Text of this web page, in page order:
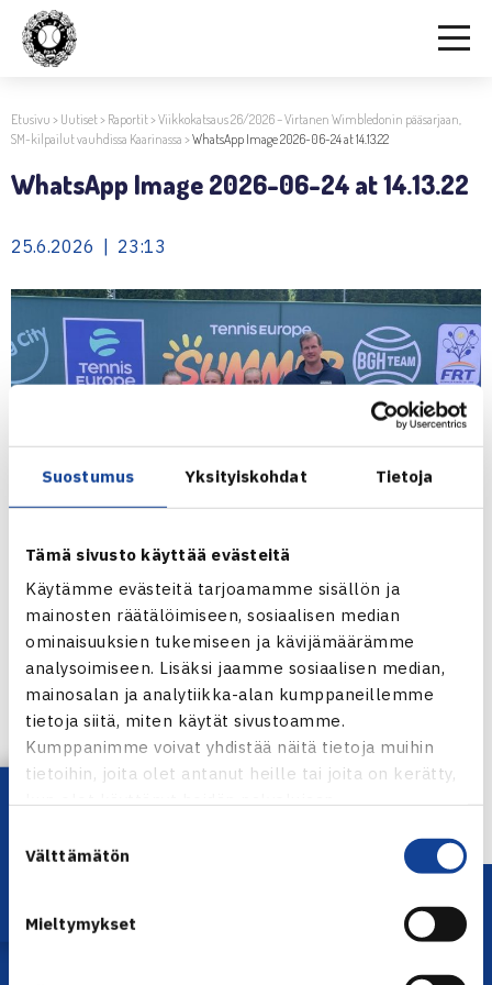
Suostumus Yksityiskohdat Tietoja
Tämä sivusto käyttää evästeitä
Käytämme evästeitä tarjoamamme sisällön ja
mainosten räätälöimiseen, sosiaalisen median
ominaisuuksien tukemiseen ja kävijämäärämme
analysoimiseen. Lisäksi jaamme sosiaalisen median,
mainosalan ja analytiikka-alan kumppaneillemme
tietoja siitä, miten käytät sivustoamme.
Kumppanimme voivat yhdistää näitä tietoja muihin
tietoihin, joita olet antanut heille tai joita on kerätty,
valinta
Välttämätön
Mieltymykset
Etusivu > Uutiset> Raportit>Viikkokatsaus 26/2026 – Virtanen Wimbledonin pääsarjaan,
SM-kilpailut vauhdissa Kaarinassa >WhatsApp Image 2026-06-24 at 14.13.22
WhatsApp Image 2026-06-24 at 14.13.22
25.6.2026 | 23:13
Jaa:
← Edellinen
Lataa OmaTennis!